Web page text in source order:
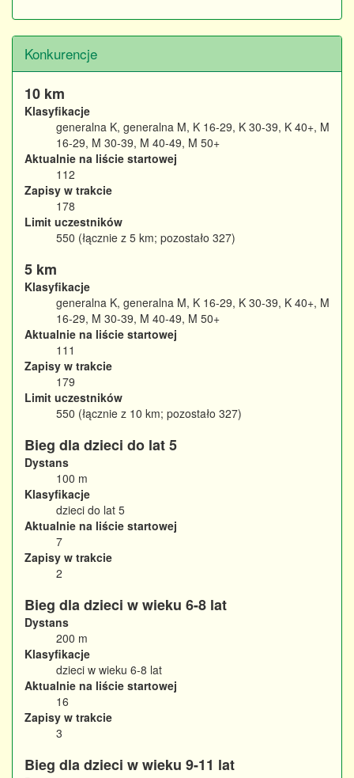
Konkurencje
10 km
Klasyfikacje
generalna K, generalna M, K 16-29, K 30-39, K 40+, M
16-29, M 30-39, M 40-49, M 50+
Aktualnie na liście startowej
112
Zapisy w trakcie
178
Limit uczestników
550 (łącznie z 5 km; pozostało 327)
5 km
Klasyfikacje
generalna K, generalna M, K 16-29, K 30-39, K 40+, M
16-29, M 30-39, M 40-49, M 50+
Aktualnie na liście startowej
111
Zapisy w trakcie
179
Limit uczestników
550 (łącznie z 10 km; pozostało 327)
Bieg dla dzieci do lat 5
Dystans
100 m
Klasyfikacje
dzieci do lat 5
Aktualnie na liście startowej
7
Zapisy w trakcie
2
Bieg dla dzieci w wieku 6-8 lat
Dystans
200 m
Klasyfikacje
dzieci w wieku 6-8 lat
Aktualnie na liście startowej
16
Zapisy w trakcie
3
Bieg dla dzieci w wieku 9-11 lat